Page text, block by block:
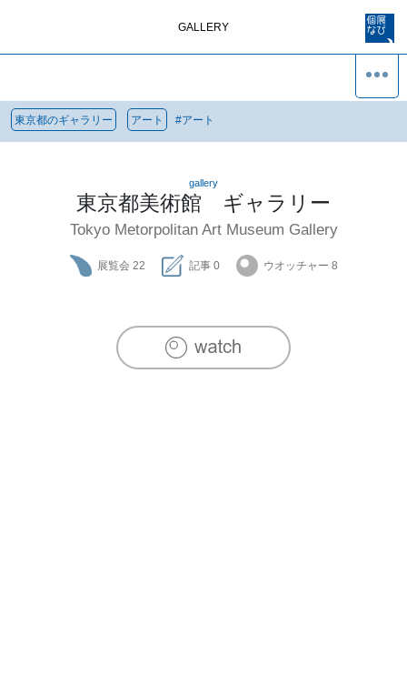
GALLERY
東京都のギャラリー アート #アート
gallery
東京都美術館 ギャラリー
Tokyo Metorpolitan Art Museum Gallery
展覧会 22 記事 0 ウオッチャー 8